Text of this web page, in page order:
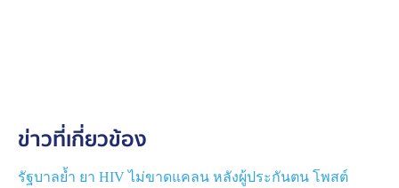
เพศสัมพันธ์ที่คลินิกนิรนาม ถ.ราชดำริ เขตปทุมวัน
08.30-16.30 น. (ปิดรับบัตรคิว : HIV เวลา 15.00 น. โรค
ข่าวที่เกี่ยวข้อง
รัฐบาลย้ำ ยา HIV ไม่ขาดแคลน หลังผู้ประกันตน โพสต์